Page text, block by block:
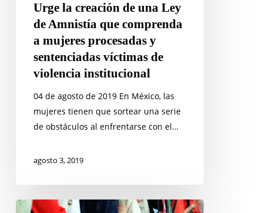
mujeres
procesadas
sentenciadas
víctimas
institucional
Urge la creación de una Ley
de Amnistía que comprenda
a mujeres procesadas y
sentenciadas víctimas de
violencia institucional
04 de agosto de 2019 En México, las
mujeres tienen que sortear una serie
de obstáculos al enfrentarse con el…
agosto 3, 2019
Riesgo